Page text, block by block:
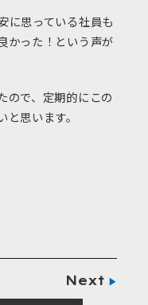
に思っている社員も
かった！という声が
ので、定期的にこの
思います。
Next